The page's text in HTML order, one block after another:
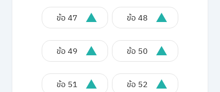
ข้อ 47 ข้อ 48
ข้อ 49 ข้อ 50
ข้อ 51 ข้อ 52